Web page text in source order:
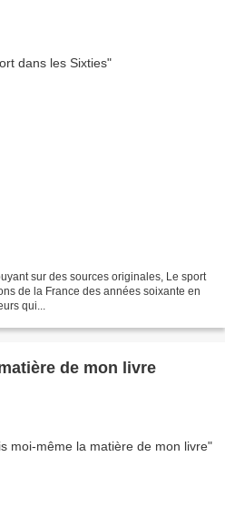
sur des sources originales, Le sport
de la France des années soixante en
qui...
de mon livre